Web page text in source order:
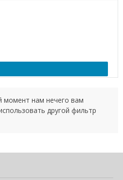
момент нам нечего вам
другой фильтр